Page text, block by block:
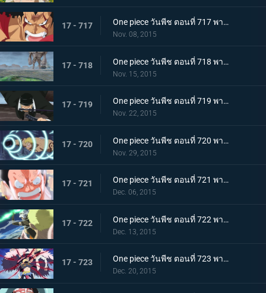
17 - 717 One piece วันพีช ตอนที่ 717 พากย์ไทย เทียโนบาสทาโด้! เคียรอสดาบสายฟ้าพิโรธ!
Nov. 08, 2015
17 - 718 One piece วันพีช ตอนที่ 718 พากย์ไทย ทะยานข้ามฟาก! แผนร้ายที่แยบยลของมนุษย์หินยักษ์พีก้า!
Nov. 15, 2015
17 - 719 One piece วันพีช ตอนที่ 719 พากย์ไทย พิฆาตกลางเวหา! โซโลระเบิดสุดยอดท่าไม้ตายลับใหม่!
Nov. 22, 2015
17 - 720 One piece วันพีช ตอนที่ 720 พากย์ไทย ลาก่อนนะเบลลามี่! หมัดแห่งการจากลา!
Nov. 29, 2015
17 - 721 One piece วันพีช ตอนที่ 721 พากย์ไทย ลอว์ดับศูนย์!! ลูฟี่โจมตีอย่างบ้าคลั่ง!
Dec. 06, 2015
17 - 722 One piece วันพีช ตอนที่ 722 พากย์ไทย ดาบแห่งความมุ่งมั่น! การสวนกลับของ แกมม่าไนฟ์!!
Dec. 13, 2015
17 - 723 One piece วันพีช ตอนที่ 723 พากย์ไทย การปะทะฮาคิ! ลูฟี่ ปะทะ โดฟลามิงโก้!
Dec. 20, 2015